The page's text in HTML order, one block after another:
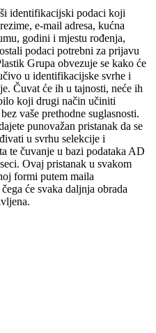
identifikacijski podaci koji
e-mail adresa, kućna
godini i mjestu rođenja,
podaci potrebni za prijavu
Grupa obvezuje se kako će
u identifikacijske svrhe i
Čuvat će ih u tajnosti, neće ih
koji drugi način učiniti
vaše prethodne suglasnosti.
punovažan pristanak da se
u svrhu selekcije i
te čuvanje u bazi podataka AD
Ovaj pristanak u svakom
formi putem maila
će svaka daljnja obrada